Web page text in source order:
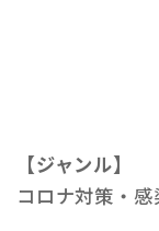
【ジャンル】
コロナ対策・